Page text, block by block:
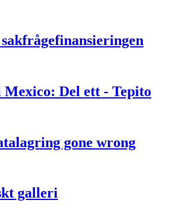
Del ett - Tepito
gone wrong
galleri